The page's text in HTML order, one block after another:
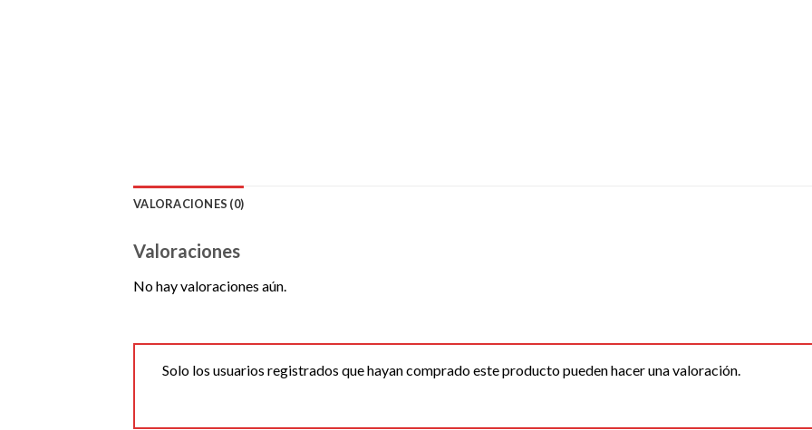
VALORACIONES (0)
Valoraciones
No hay valoraciones aún.
Solo los usuarios registrados que hayan comprado este producto pueden hacer una valoración.